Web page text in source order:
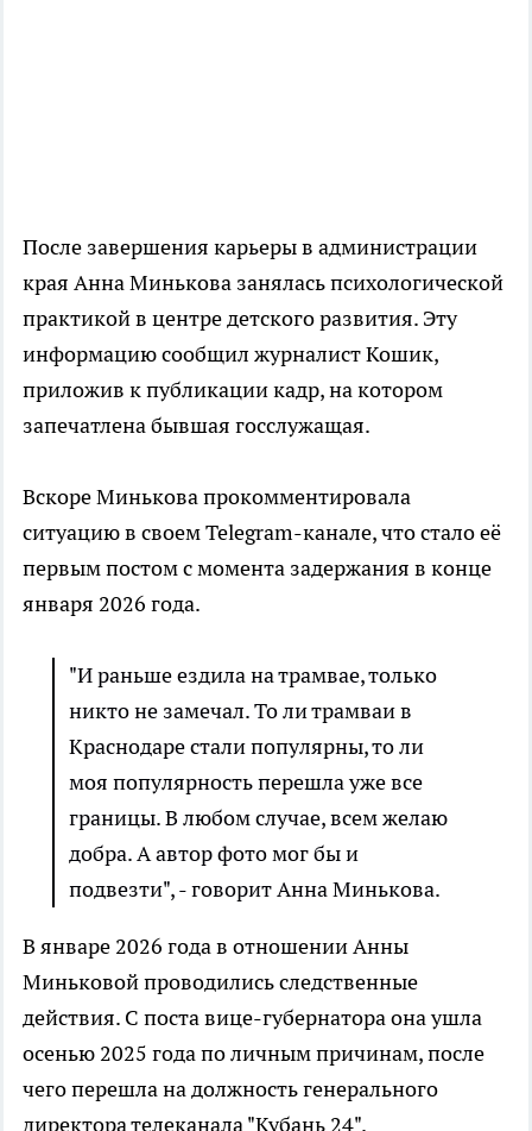
После завершения карьеры в администрации
края Анна Минькова занялась психологической
практикой в центре детского развития. Эту
информацию сообщил журналист Кошик,
приложив к публикации кадр, на котором
запечатлена бывшая госслужащая.
Вскоре Минькова прокомментировала
ситуацию в своем Telegram-канале, что стало её
первым постом с момента задержания в конце
января 2026 года.
"И раньше ездила на трамвае, только
никто не замечал. То ли трамваи в
Краснодаре стали популярны, то ли
моя популярность перешла уже все
границы. В любом случае, всем желаю
добра. А автор фото мог бы и
подвезти", - говорит Анна Минькова.
В январе 2026 года в отношении Анны
Миньковой проводились следственные
действия. С поста вице-губернатора она ушла
осенью 2025 года по личным причинам, после
чего перешла на должность генерального
директора телеканала "Кубань 24".